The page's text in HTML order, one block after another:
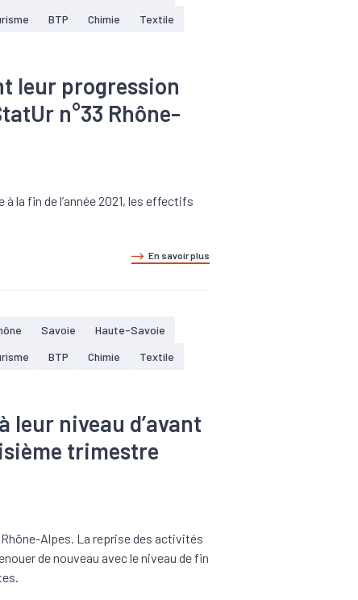
BTP Chimie
Textile
leur progression
n°33 Rhône-
la fin de l’année 2021, les effectifs
En savoir plus
Savoie
Haute-Savoie
BTP Chimie
Textile
leur niveau d’avant
trimestre
Alpes. La reprise des activités
de nouveau avec le niveau de fin